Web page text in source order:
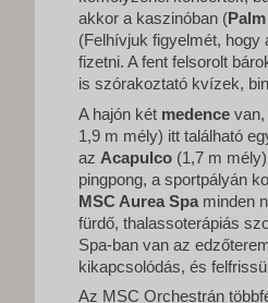
akkor a kaszinóban (
(Felhívjuk figyelmét,
fizetni. A fent felsorolt
is szórakoztató kvízek,
A hajón két medence van,
1,9 m mély) itt található
az Acapulco (1,7 m
pingpong, a sportpályán
MSC Aurea Spa minden
fürdő, thalassoterápiás
Spa-ban van az
kikapcsolódás, és
Az MSC Orchestrán